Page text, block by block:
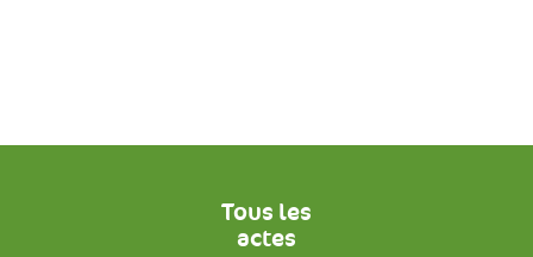
Tous les
actes